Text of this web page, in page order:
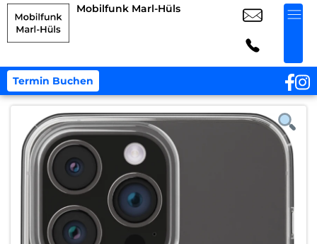
Mobilfunk Marl-Hüls
Termin Buchen